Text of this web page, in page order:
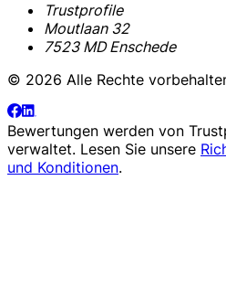
Trustprofile
Moutlaan 32
7523 MD Enschede
© 2026 Alle Rechte
Bewertungen werden von
verwaltet. Lesen Sie unsere
und Konditionen.